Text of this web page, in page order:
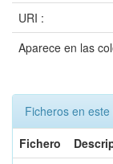
URI :
Aparece en las
Ficheros en
Fichero